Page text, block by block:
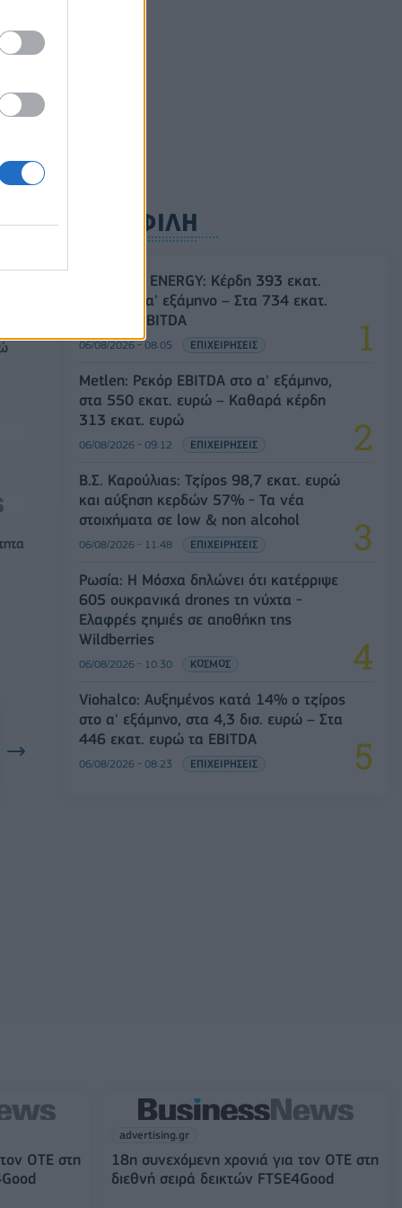
ΔΗΜΟΦΙΛΗ
HELLENiQ ENERGY: Κέρδη 393 εκατ.
ευρώ στο α' εξάμηνο – Στα 734 εκατ.
ευρώ τα EBITDA
06/08/2026 - 08:05 ΕΠΙΧΕΙΡΗΣΕΙΣ
Metlen: Ρεκόρ EBITDA στο α' εξάμηνο,
στα 550 εκατ. ευρώ – Καθαρά κέρδη
313 εκατ. ευρώ
06/08/2026 - 09:12 ΕΠΙΧΕΙΡΗΣΕΙΣ
Β.Σ. Καρούλιας: Τζίρος 98,7 εκατ. ευρώ
και αύξηση κερδών 57% - Τα νέα
στοιχήματα σε low & non alcohol
06/08/2026 - 11:48 ΕΠΙΧΕΙΡΗΣΕΙΣ
Ρωσία: Η Μόσχα δηλώνει ότι κατέρριψε
605 ουκρανικά drones τη νύχτα -
Ελαφρές ζημιές σε αποθήκη της
Wildberries
06/08/2026 - 10:30 ΚΟΣΜΟΣ
Viohalco: Αυξημένος κατά 14% ο τζίρος
στο α' εξάμηνο, στα 4,3 δισ. ευρώ – Στα
446 εκατ. ευρώ τα EBITDA
06/08/2026 - 08:23 ΕΠΙΧΕΙΡΗΣΕΙΣ
ΟΤΕ στη
advertising.gr
18η συνεχόμενη χρονιά για τον ΟΤΕ στη
διεθνή σειρά δεικτών FTSE4Good